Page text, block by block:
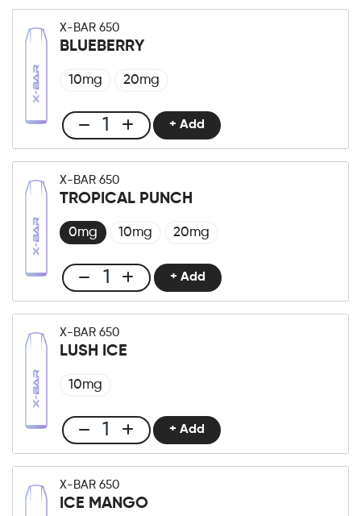
Bar
650
Tobacco
X-BAR 650
BLUEBERRY
10mg 20mg
Club
X-
Bar
650
quantità
+ Add
X-BAR 650
TROPICAL PUNCH
0mg 10mg 20mg
Club
X-
Bar
650
+ Add
X-BAR 650
LUSH ICE
10mg
Club
X-
Bar
650
+ Add
X-BAR 650
ICE MANGO